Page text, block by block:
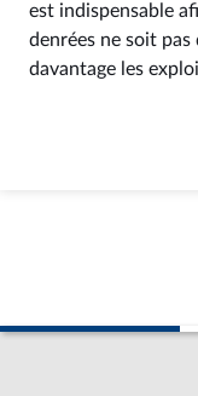
est indispensable
denrées ne soit
davantage les